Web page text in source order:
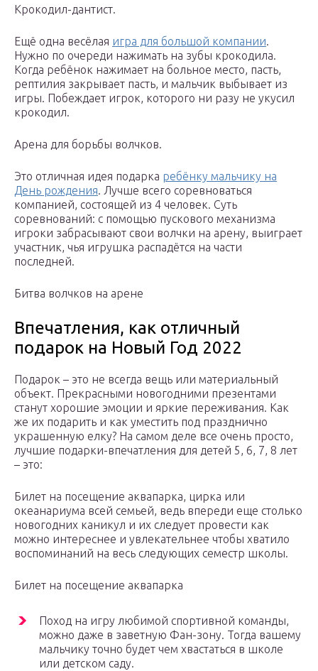
Крокодил-дантист.
Ещё одна весёлая игра для большой компании.
Нужно по очереди нажимать на зубы крокодила.
Когда ребёнок нажимает на больное место, пасть,
рептилия закрывает пасть, и мальчик выбывает из
игры. Побеждает игрок, которого ни разу не укусил
крокодил.
Арена для борьбы волчков.
Это отличная идея подарка ребёнку мальчику на
День рождения. Лучше всего соревноваться
компанией, состоящей из 4 человек. Суть
соревнований: с помощью пускового механизма
игроки забрасывают свои волчки на арену, выиграет
участник, чья игрушка распадётся на части
последней.
Битва волчков на арене
Впечатления, как отличный
подарок на Новый Год 2022
Подарок – это не всегда вещь или материальный
объект. Прекрасными новогодними презентами
станут хорошие эмоции и яркие переживания. Как
же их подарить и как уместить под празднично
украшенную елку? На самом деле все очень просто,
лучшие подарки-впечатления для детей 5, 6, 7, 8 лет
– это:
Билет на посещение аквапарка, цирка или
океанариума всей семьей, ведь впереди еще столько
новогодних каникул и их следует провести как
можно интереснее и увлекательнее чтобы хватило
воспоминаний на весь следующих семестр школы.
Билет на посещение аквапарка
Поход на игру любимой спортивной команды,
можно даже в заветную Фан-зону. Тогда вашему
мальчику точно будет чем хвастаться в школе
или детском саду.